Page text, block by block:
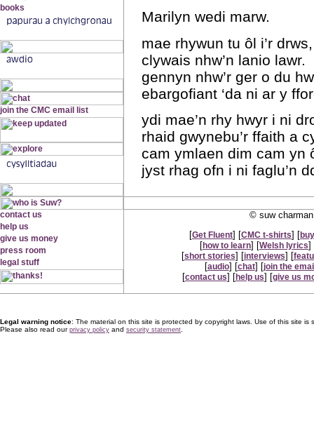
Marilyn wedi marw.
mae rhywun tu ôl i’r drws,
clywais nhw’n lanio lawr.
gennyn nhw’r ger o du
ebargofiant ‘da ni ar y
ydi mae’n rhy hwyr i ni
rhaid gwynebu’r ffaith a
cam ymlaen dim cam yn
jyst rhag ofn i ni faglu’n
© suw
[Get Fluent] [CMC t-shirts] [
[how to learn] [Welsh lyrics]
[short stories] [interviews] [
[audio] [chat] [join the
[contact us] [help us] [give us
Legal warning notice: The material on this site is protected by copyright laws. Use of this site is
Please also read our privacy policy and security statement